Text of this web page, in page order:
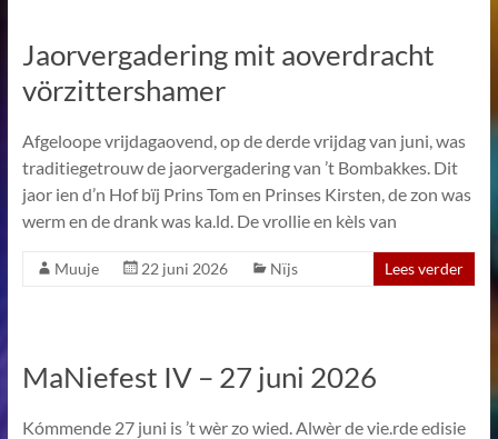
Jaorvergadering mit aoverdracht
vörzittershamer
Afgeloope vrijdagaovend, op de derde vrijdag van juni, was
traditiegetrouw de jaorvergadering van ’t Bombakkes. Dit
jaor ien d’n Hof bïj Prins Tom en Prinses Kirsten, de zon was
werm en de drank was ka.ld. De vrollie en kèls van
Muuje 22 juni 2026 Nïjs Lees verder
MaNiefest IV – 27 juni 2026
Kómmende 27 juni is ’t wèr zo wied. Alwèr de vie.rde edisie